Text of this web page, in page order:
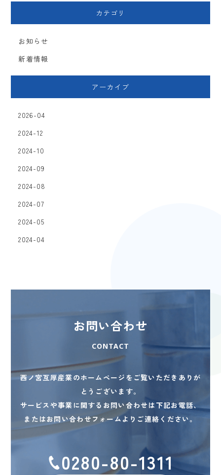
カテゴリ
お知らせ
新着情報
アーカイブ
2026-04
2024-12
2024-10
2024-09
2024-08
2024-07
2024-05
2024-04
お問い合わせ
CONTACT
西ノ宮互厚産業のホームページをご覧いただきありが
とうございます。
サービスや事業に関するお問い合わせは下記お電話、
またはお問い合わせフォームよりご連絡ください。
0280-80-1311